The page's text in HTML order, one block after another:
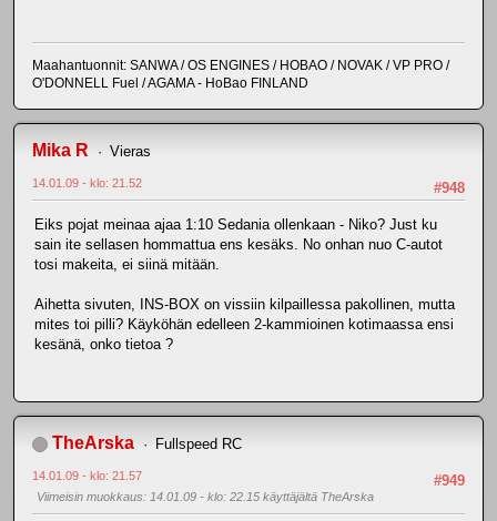
Maahantuonnit: SANWA / OS ENGINES / HOBAO / NOVAK / VP PRO /
O'DONNELL Fuel / AGAMA - HoBao FINLAND
Mika R Vieras
#948
14.01.09 - klo: 21.52
Eiks pojat meinaa ajaa 1:10 Sedania ollenkaan - Niko? Just ku
sain ite sellasen hommattua ens kesäks. No onhan nuo C-autot
tosi makeita, ei siinä mitään.
Aihetta sivuten, INS-BOX on vissiin kilpaillessa pakollinen, mutta
mites toi pilli? Käyköhän edelleen 2-kammioinen kotimaassa ensi
kesänä, onko tietoa ?
TheArska Fullspeed RC
#949
14.01.09 - klo: 21.57
Viimeisin muokkaus: 14.01.09 - klo: 22.15 käyttäjältä TheArska